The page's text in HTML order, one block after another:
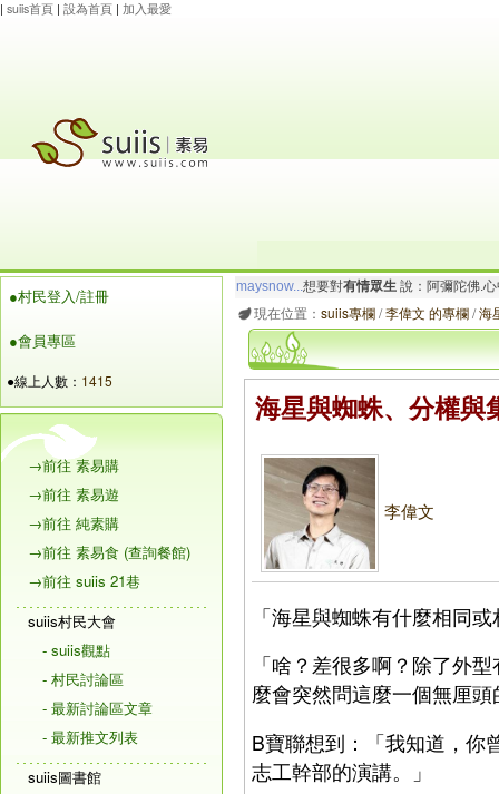
| suiis首頁 | 設為首頁 | 加入最愛
●村民登入/註冊
●會員專區
●線上人數： 1415
→前往 素易購
→前往 素易遊
→前往 純素購
→前往 素易食 (查詢餐館)
→前往 suiis 21巷
suiis村民大會
- suiis觀點
- 村民討論區
- 最新討論區文章
- 最新推文列表
suiis圖書館
玲瓏虹想要對有情眾生說：阿彌陀佛.一切
現在位置： suiis專欄/李偉文 的專欄/海
海星與蜘蛛、分權
李偉文
「海星與蜘蛛有什麼相同
「啥？差很多啊？除了外
麼會突然問這麼一個無厘
B寶聯想到：「我知道，你
志工幹部的演講。」